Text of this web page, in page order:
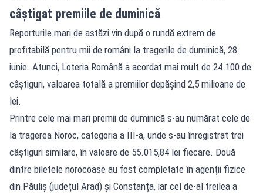
câștigat premiile de duminică
Reporturile mari de astăzi vin după o rundă extrem de
profitabilă pentru mii de români la tragerile de duminică, 28
iunie. Atunci, Loteria Română a acordat mai mult de 24.100 de
câștiguri, valoarea totală a premiilor depășind 2,5 milioane de
lei.
Printre cele mai mari premii de duminică s-au numărat cele de
la tragerea Noroc, categoria a III-a, unde s-au înregistrat trei
câștiguri similare, în valoare de 55.015,84 lei fiecare. Două
dintre biletele norocoase au fost completate în agenții fizice
din Păuliș (județul Arad) și Constanța, iar cel de-al treilea a